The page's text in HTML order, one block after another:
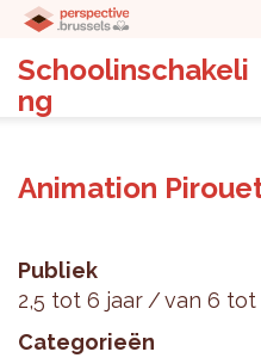
Schoolinschakeli
ng
Animation
Publiek
2,5 tot 6 jaar
van 6 tot
Categorieën